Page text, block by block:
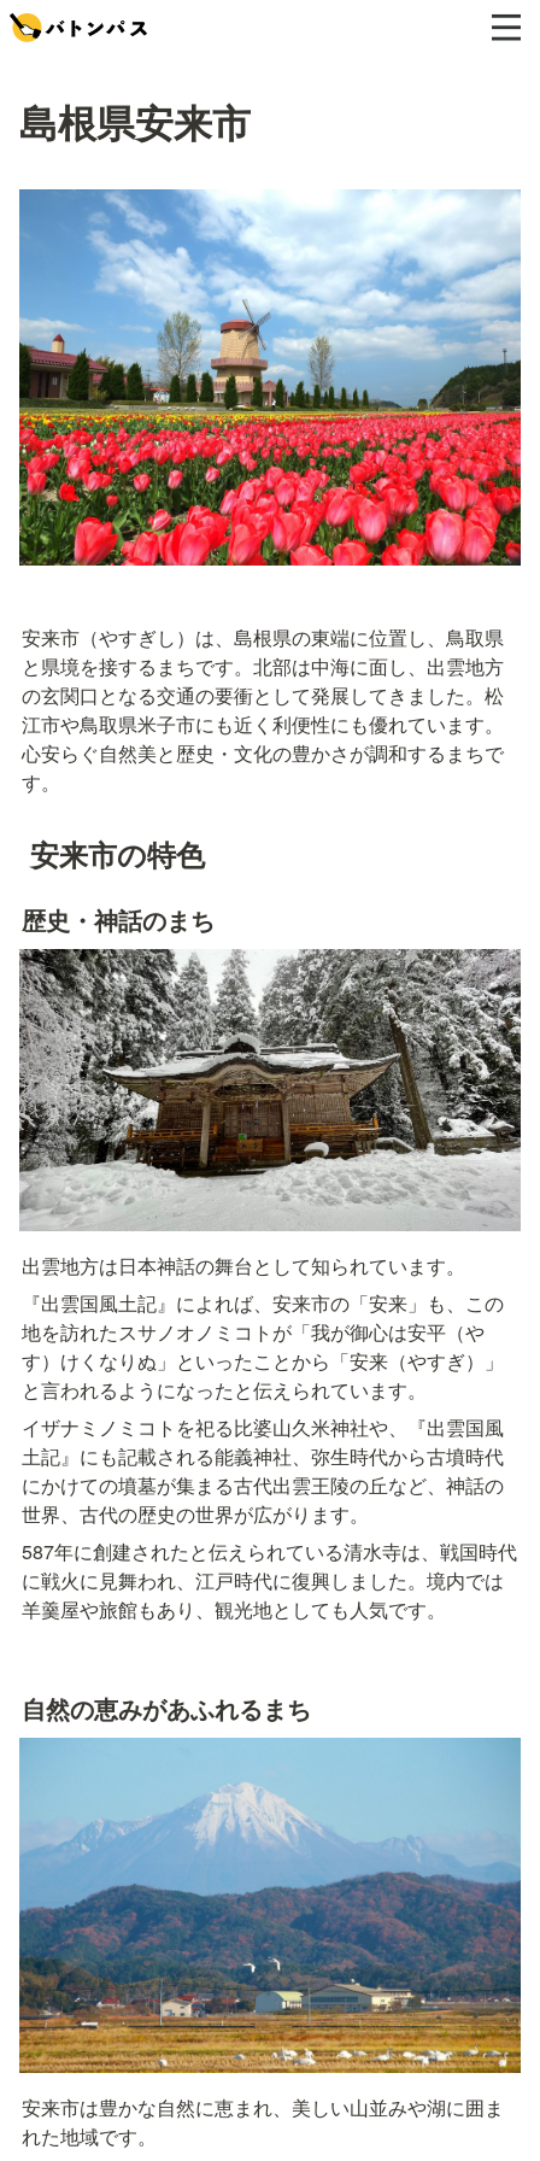
島根県安来市
安来市（やすぎし）は、島根県の東端に位置し、鳥取県
と県境を接するまちです。北部は中海に面し、出雲地方
の玄関口となる交通の要衝として発展してきました。松
江市や鳥取県米子市にも近く利便性にも優れています。
心安らぐ自然美と歴史・文化の豊かさが調和するまちで
す。
安来市の特色
歴史・神話のまち
出雲地方は日本神話の舞台として知られています。
『出雲国風土記』によれば、安来市の「安来」も、この
地を訪れたスサノオノミコトが「我が御心は安平（や
す）けくなりぬ」といったことから「安来（やすぎ）」
と言われるようになったと伝えられています。
イザナミノミコトを祀る比婆山久米神社や、『出雲国風
土記』にも記載される能義神社、弥生時代から古墳時代
にかけての墳墓が集まる古代出雲王陵の丘など、神話の
世界、古代の歴史の世界が広がります。
587年に創建されたと伝えられている清水寺は、戦国時代
に戦火に見舞われ、江戸時代に復興しました。境内では
羊羹屋や旅館もあり、観光地としても人気です。
自然の恵みがあふれるまち
安来市は豊かな自然に恵まれ、美しい山並みや湖に囲ま
れた地域です。